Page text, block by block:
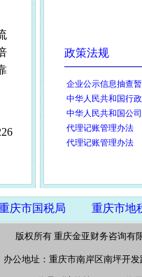
政策法规
企业公示信息抽查
中华人民共和国行
中华人民共和国公
代理记账管理办法
代理记账管理办法
庆市国税局 重庆市地
版权所有 重庆金亚财务咨询
办公地址：重庆市南岸区南坪开